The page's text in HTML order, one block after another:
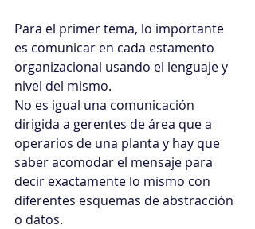
Para el primer tema, lo importante
es comunicar en cada estamento
organizacional usando el lenguaje y
nivel del mismo.
No es igual una comunicación
dirigida a gerentes de área que a
operarios de una planta y hay que
saber acomodar el mensaje para
decir exactamente lo mismo con
diferentes esquemas de abstracción
o datos.